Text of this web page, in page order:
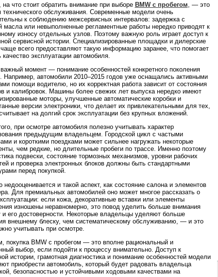
на что стоит обратить внимание при выборе BMW с пробегом , — это
технического обслуживания. Современные модели очень
к соблюдению межсервисных интервалов: задержка с
масла или невыполненные регламентные работы нередко приводят к
износу отдельных узлов. Поэтому важную роль играет доступ к
сервисной истории. Специализированные площадки и дилерские
всего предоставляют такую информацию заранее, что помогает
качество эксплуатации автомобиля.
момент — понимание особенностей конкретного поколения
Например, автомобили 2010–2015 годов уже оснащались активными
помощи водителю, но их корректная работа зависит от состояния
и калибровок. Машины более свежих лет выпуска нередко имеют
моторы, улучшенные автоматические коробки и
версии электроники, что делает их привлекательными для тех,
на долгий срок эксплуатации без крупных вложений.
при осмотре автомобиля полезно учитывать характер
предыдущим владельцем. Городской цикл с частыми
и короткими поездками может сильнее нагружать некоторые
чем редкие, но длительные пробеги по трассе. Именно поэтому
подвески, состояние тормозных механизмов, уровни рабочих
и проверка электронных блоков должны быть стандартными
перед покупкой.
недооценивается и такой аспект, как состояние салона и элементов
Для премиальных автомобилей оно может многое рассказать о
если кожа, декоративные вставки или элементы
изношены неравномерно, это повод уделить больше внимания
и его достоверности. Некоторые владельцы уделяют больше
внешнему блеску, чем систематическому обслуживанию, — и это
учитывать при осмотре.
покупка BMW с пробегом — это вполне рациональный и
выбор, если подойти к процессу внимательно. Доступ к
истории, грамотная диагностика и понимание особенностей модели
приобрести автомобиль, который будет радовать владельца
безопасностью и устойчивыми ходовыми качествами на